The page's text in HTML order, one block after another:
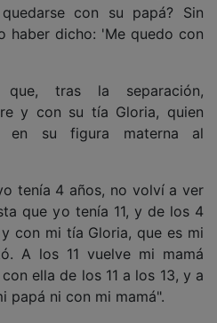
con su papá? Sin
haber dicho: 'Me quedo con
tras la separación,
y con su tía Gloria, quien
en su figura materna al
tenía 4 años, no volví a ver
que yo tenía 11, y de los 4
con mi tía Gloria, que es mi
A los 11 vuelve mi mamá
ella de los 11 a los 13, y a
papá ni con mi mamá".